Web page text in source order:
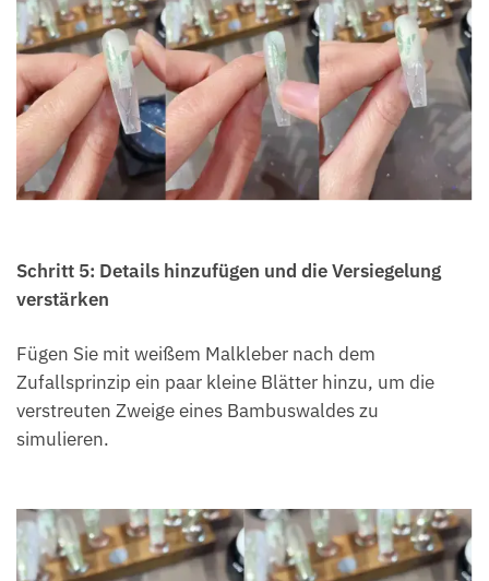
Schritt 5: Details hinzufügen und die Versiegelung
verstärken
Fügen Sie mit weißem Malkleber nach dem
Zufallsprinzip ein paar kleine Blätter hinzu, um die
verstreuten Zweige eines Bambuswaldes zu
simulieren.